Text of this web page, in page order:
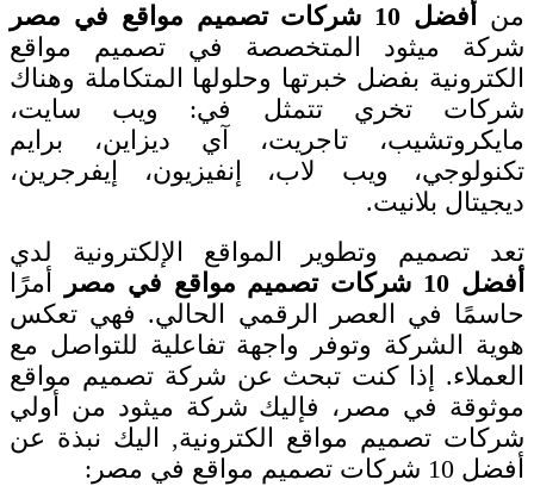
من
أفضل 10 شركات تصميم مواقع في مصر
شركة ميثود المتخصصة في تصميم مواقع
الكترونية بفضل خبرتها وحلولها المتكاملة وهناك
شركات تخري تتمثل في: ويب سايت،
مايكروتشيب، تاجريت، آي ديزاين، برايم
تكنولوجي، ويب لاب، إنفيزيون، إيفرجرين،
ديجيتال بلانيت.
تعد تصميم وتطوير المواقع الإلكترونية لدي
أفضل 10 شركات تصميم مواقع في مصر
أمرًا
حاسمًا في العصر الرقمي الحالي. فهي تعكس
هوية الشركة وتوفر واجهة تفاعلية للتواصل مع
العملاء. إذا كنت تبحث عن شركة تصميم مواقع
موثوقة في مصر، فإليك شركة ميثود من أولي
شركات تصميم مواقع الكترونية, اليك نبذة عن
أفضل 10 شركات تصميم مواقع في مصر: